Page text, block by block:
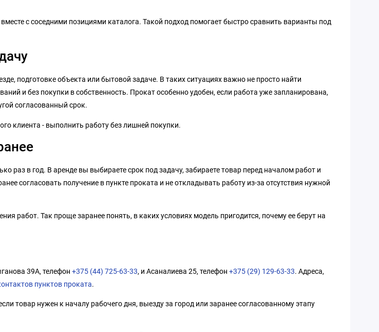
с соседними позициями каталога. Такой подход помогает быстро сравнить варианты под
подготовке объекта или бытовой задаче. В таких ситуациях важно не просто найти
и без покупки в собственность. Прокат особенно удобен, если работа уже запланирована,
согласованный срок.
клиента - выполнить работу без лишней покупки.
раз в год. В аренде вы выбираете срок под задачу, забираете товар перед началом работ и
согласовать получение в пункте проката и не откладывать работу из-за отсутствия нужной
работ. Так проще заранее понять, в каких условиях модель пригодится, почему ее берут на
39А, телефон +375 (44) 725-63-33, и Асаналиева 25, телефон +375 (29) 129-63-33. Адреса,
пунктов проката.
товар нужен к началу рабочего дня, выезду за город или заранее согласованному этапу